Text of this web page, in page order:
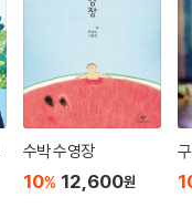
수박 수영장
10% 12,600원